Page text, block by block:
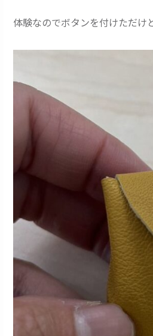
体験なのでボタンを付けただ